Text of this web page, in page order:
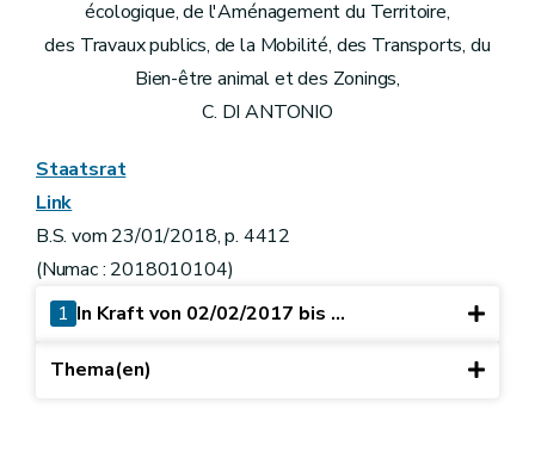
écologique, de l'Aménagement du Territoire,
des Travaux publics, de la Mobilité, des Transports, du
Bien-être animal et des Zonings,
C. DI ANTONIO
Staatsrat
Link
B.S. vom 23/01/2018, p. 4412
(Numac : 2018010104)
1 In Kraft von 02/02/2017 bis ...
Thema(en)